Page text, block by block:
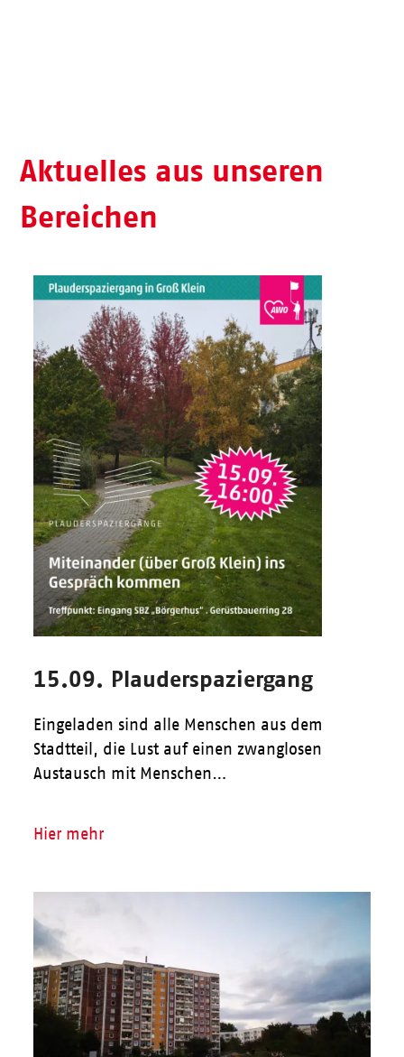
Aktuelles aus unseren
Bereichen
15.09. Plauderspaziergang
Eingeladen sind alle Menschen aus dem
Stadtteil, die Lust auf einen zwanglosen
Austausch mit Menschen…
Hier mehr